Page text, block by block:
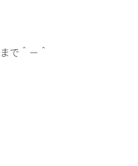
で＾－＾